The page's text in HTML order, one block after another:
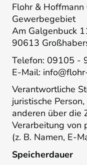
Flohr & Hoffmann
Gewerbegebiet
Am Galgenbuck
90613
Telefon: 09105 -
E-Mail:
Verantwortliche
juristische
anderen über die
Verarbeitung von
(z. B. Namen, E-
Speicherdauer